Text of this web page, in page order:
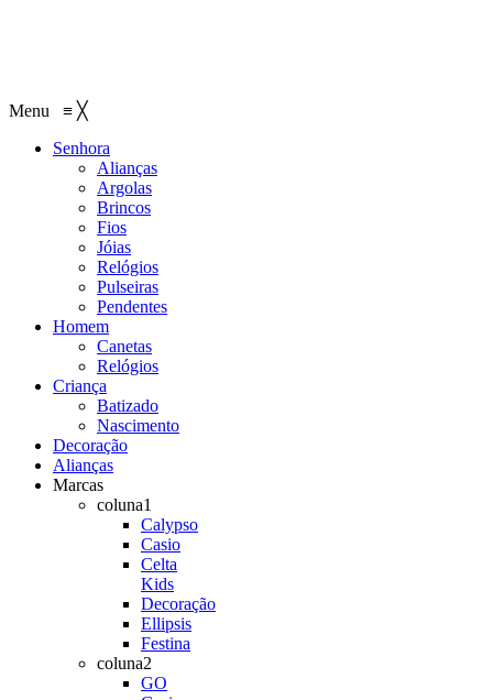
Menu ≡ ╳
Senhora
Alianças
Argolas
Brincos
Fios
Jóias
Relógios
Pulseiras
Pendentes
Homem
Canetas
Relógios
Criança
Batizado
Nascimento
Decoração
Alianças
Marcas
coluna1
Calypso
Casio
Celta
Kids
Decoração
Ellipsis
Festina
coluna2
GO